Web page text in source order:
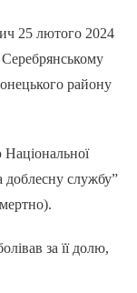
25 лютого 2024
району
доблесну службу”
за її долю,